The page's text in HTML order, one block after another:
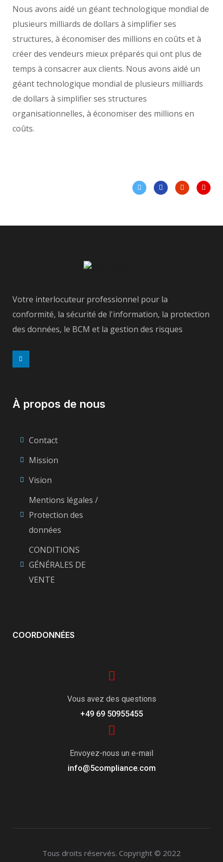
Nous avons aidé un géant technologique mondial de
plusieurs milliards de dollars à simplifier ses
structures, à économiser des millions en coûts et à
créer des vendeurs mieux préparés qui ont plus de
temps à consacrer aux clients. Nous avons aidé un
géant technologique mondial de plusieurs milliards
de dollars à simplifier ses structures
organisationnelles, à économiser des millions en
coûts.
Votre interlocuteur professionnel pour la
conformité, la sécurité de l'information, la protection
des données, le BCM et la gestion des risques
À propos de nous
Contact
Mission
Vision
Mentions légales /
Protection des
données
CONDITIONS
GÉNÉRALES DE
VENTE
COORDONNÉES
Vous avez des questions
+49 69 50955455
Envoyez-nous un e-mail
info@5compliance.com
Tous droits réservés. Copyright © 2022